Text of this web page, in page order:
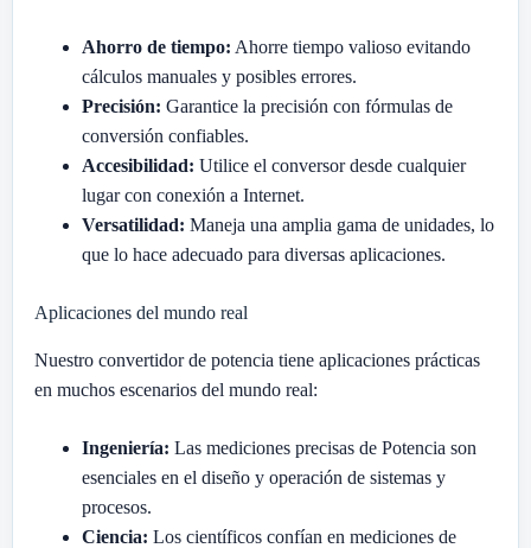
Ahorro de tiempo: Ahorre tiempo valioso evitando
cálculos manuales y posibles errores.
Precisión: Garantice la precisión con fórmulas de
conversión confiables.
Accesibilidad: Utilice el conversor desde cualquier
lugar con conexión a Internet.
Versatilidad: Maneja una amplia gama de unidades, lo
que lo hace adecuado para diversas aplicaciones.
Aplicaciones del mundo real
Nuestro convertidor de potencia tiene aplicaciones prácticas
en muchos escenarios del mundo real:
Ingeniería: Las mediciones precisas de Potencia son
esenciales en el diseño y operación de sistemas y
procesos.
Ciencia: Los científicos confían en mediciones de